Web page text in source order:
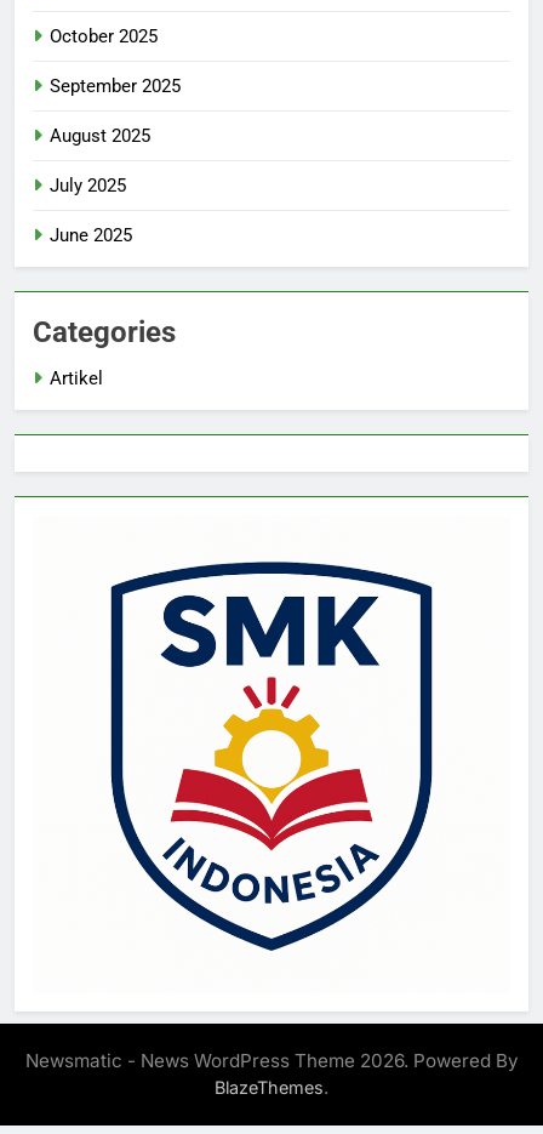
October 2025
September 2025
August 2025
July 2025
June 2025
Categories
Artikel
Newsmatic - News WordPress Theme 2026. Powered By
BlazeThemes.